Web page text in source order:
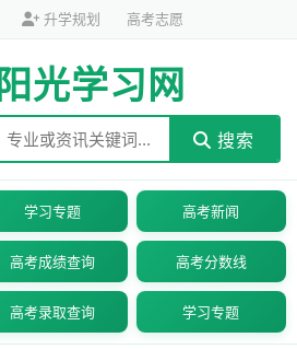
升学规划 高考志愿
阳光学习网
搜索
学习专题 高考新闻
高考成绩查询 高考分数线
高考录取查询 学习专题